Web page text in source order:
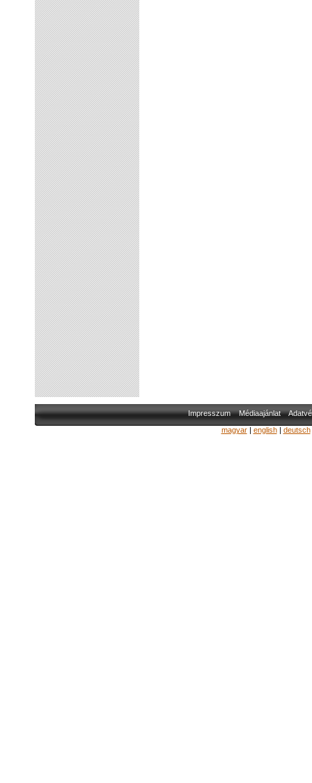
Impresszum Médiaajánlat
magyar| english| deutsch